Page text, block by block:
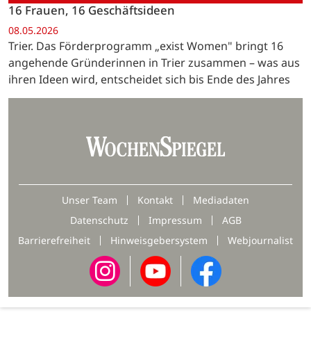
16 Frauen, 16 Geschäftsideen
08.05.2026
Trier. Das Förderprogramm „exist Women" bringt 16
angehende Gründerinnen in Trier zusammen – was aus
ihren Ideen wird, entscheidet sich bis Ende des Jahres
Unser Team Kontakt
Mediadaten
Datenschutz
Impressum
AGB
Barrierefreiheit
Hinweisgebersystem Webjournalist